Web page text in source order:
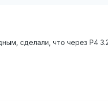
сделали, что через P4